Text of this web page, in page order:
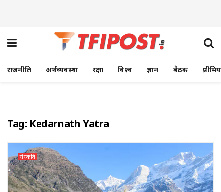
राजनीति अर्थव्यवस्था रक्षा विश्व ज्ञान बैठक
Tag: Kedarnath Yatra
संस्कृति